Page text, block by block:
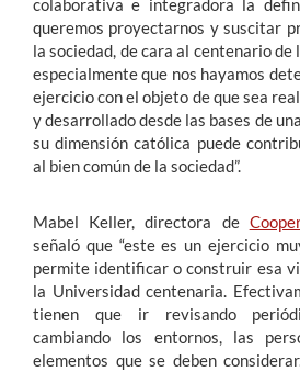
colaborativa e integradora la
queremos proyectarnos y suscitar
la sociedad, de cara al centenario
especialmente que nos hayamos
ejercicio con el objeto de que sea
y desarrollado desde las bases de
su dimensión católica puede
al bien común de la sociedad”.
Mabel Keller, directora de
señaló que “este es un ejercicio
permite identificar o construir esa
la Universidad centenaria.
tienen que ir revisando
cambiando los entornos, las
elementos que se deben